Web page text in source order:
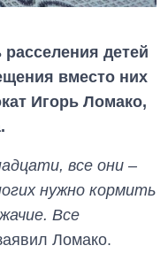
детей
вместо них
Игорь Ломако,
все они –
нужно кормить
Все
Ломако.